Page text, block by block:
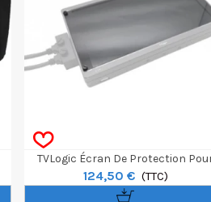
TVLogic Écran De Protection
Moniteur F-10A
124,50 € (TTC)